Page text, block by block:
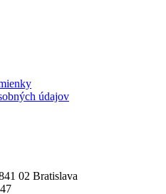
údajov
02 Bratislava